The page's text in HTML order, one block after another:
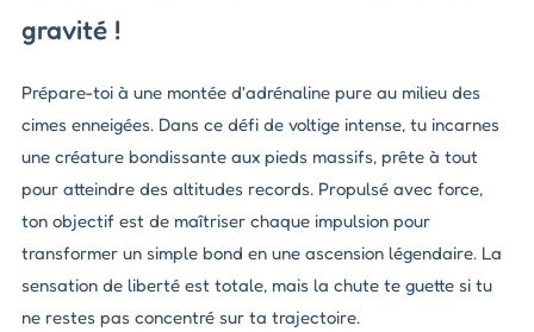
gravité !
Prépare-toi à une montée d'adrénaline pure au milieu des
cimes enneigées. Dans ce défi de voltige intense, tu incarnes
une créature bondissante aux pieds massifs, prête à tout
pour atteindre des altitudes records. Propulsé avec force,
ton objectif est de maîtriser chaque impulsion pour
transformer un simple bond en une ascension légendaire. La
sensation de liberté est totale, mais la chute te guette si tu
ne restes pas concentré sur ta trajectoire.